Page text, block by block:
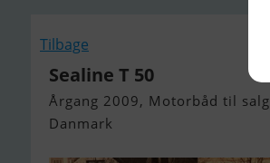
Tilbage
Sealine T 50
Årgang 2009, Motorbåd til salg
Danmark